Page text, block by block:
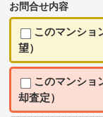
お問合せ内容
このマンショ
望）
このマンショ
却査定）